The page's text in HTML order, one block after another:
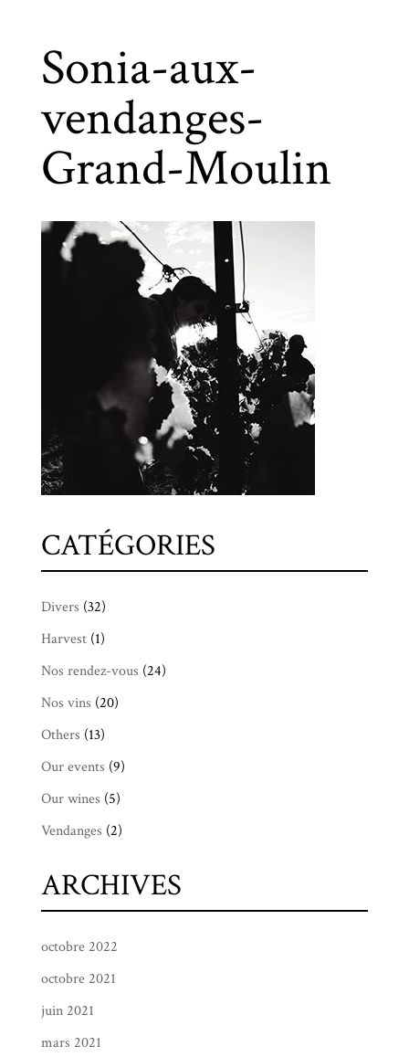
Sonia-aux-
vendanges-
Grand-Moulin
CATÉGORIES
Divers (32)
Harvest(1)
Nos rendez-vous (24)
Nos vins (20)
Others (13)
Our events (9)
Our wines (5)
Vendanges (2)
ARCHIVES
octobre 2022
octobre 2021
juin 2021
mars 2021